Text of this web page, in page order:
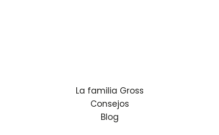
La familia Gross
Consejos
Blog